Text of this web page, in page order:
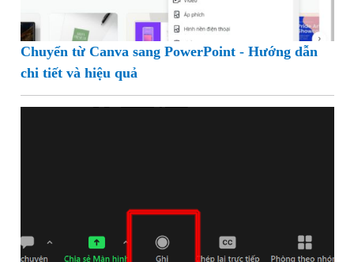
Chuyển từ Canva sang PowerPoint - Hướng dẫn
chi tiết và hiệu quả